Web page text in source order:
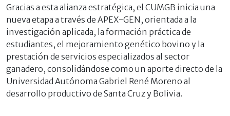
Gracias a esta alianza estratégica, el CUMGB inicia una
nueva etapa a través de APEX-GEN, orientada a la
investigación aplicada, la formación práctica de
estudiantes, el mejoramiento genético bovino y la
prestación de servicios especializados al sector
ganadero, consolidándose como un aporte directo de la
Universidad Autónoma Gabriel René Moreno al
desarrollo productivo de Santa Cruz y Bolivia.